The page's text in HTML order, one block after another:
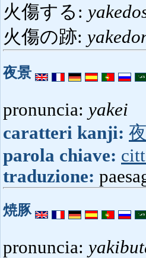
火傷する:
火傷の跡:
夜景
pronuncia: yakei
caratteri kanji:
parola chiave:
traduzione:
焼豚
pronuncia: